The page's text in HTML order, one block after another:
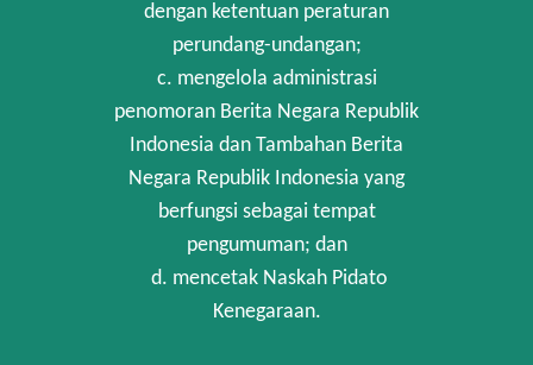
dengan ketentuan peraturan
perundang-undangan;
c. mengelola administrasi
penomoran Berita Negara Republik
Indonesia dan Tambahan Berita
Negara Republik Indonesia yang
berfungsi sebagai tempat
pengumuman; dan
d. mencetak Naskah Pidato
Kenegaraan.